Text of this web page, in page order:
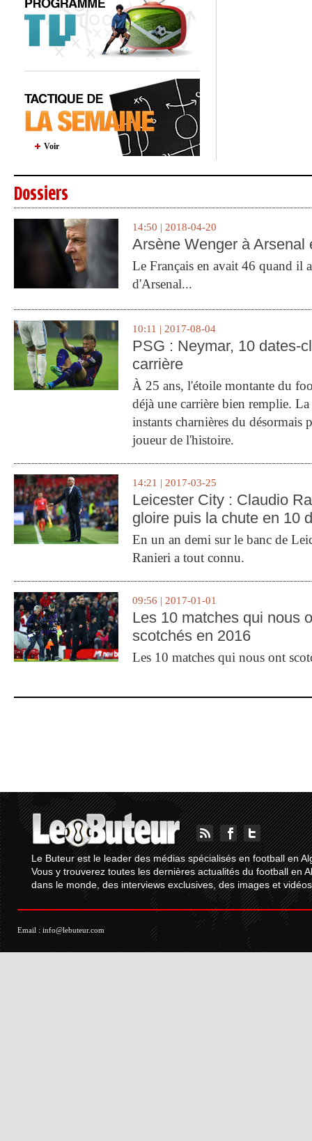
Voir
Dossiers
14:50 | 2018-04-20
Arsène Wenger à Arsenal
Le Français en avait 46 quand il
d'Arsenal...
10:11 | 2017-08-04
PSG : Neymar, 10 dates-
carrière
À 25 ans, l'étoile montante du
déjà une carrière bien remplie.
instants charnières du désormais
joueur de l'histoire.
14:21 | 2017-03-25
Leicester City : Claudio
gloire puis la chute en 10
En un an demi sur le banc de
Ranieri a tout connu.
09:56 | 2017-01-01
Les 10 matches qui nous
scotchés en 2016
Les 10 matches qui nous ont
Le Buteur est le leader des médias spécialisés en football en
Vous y trouverez toutes les dernières actualités du football en
dans le monde, des interviews exclusives, des images et
Email : info@lebuteur.com